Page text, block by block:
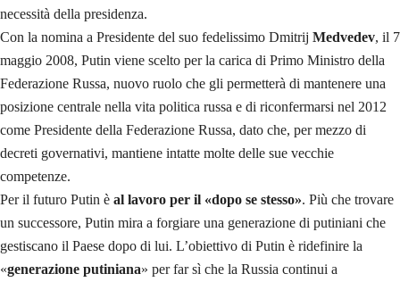
necessità della presidenza.
Con la nomina a Presidente del suo fedelissimo Dmitrij Medvedev, il 7
maggio 2008, Putin viene scelto per la carica di Primo Ministro della
Federazione Russa, nuovo ruolo che gli permetterà di mantenere una
posizione centrale nella vita politica russa e di riconfermarsi nel 2012
come Presidente della Federazione Russa, dato che, per mezzo di
decreti governativi, mantiene intatte molte delle sue vecchie
competenze.
Per il futuro Putin è al lavoro per il «dopo se stesso». Più che trovare
un successore, Putin mira a forgiare una generazione di putiniani che
gestiscano il Paese dopo di lui. L’obiettivo di Putin è ridefinire la
«generazione putiniana» per far sì che la Russia continui a